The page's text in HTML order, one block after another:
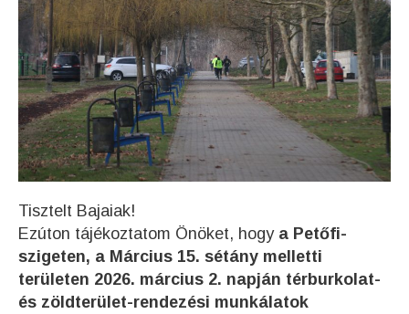
Tisztelt Bajaiak!
Ezúton tájékoztatom Önöket, hogy a Petőfi-
szigeten, a Március 15. sétány melletti
területen 2026. március 2. napján térburkolat-
és zöldterület-rendezési munkálatok